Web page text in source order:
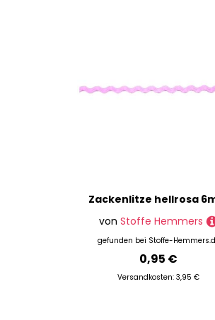
Zackenlitze hellrosa
von Stoffe Hemmers
gefunden bei Stoffe-
0,95 €
Versandkosten: 3,95 €